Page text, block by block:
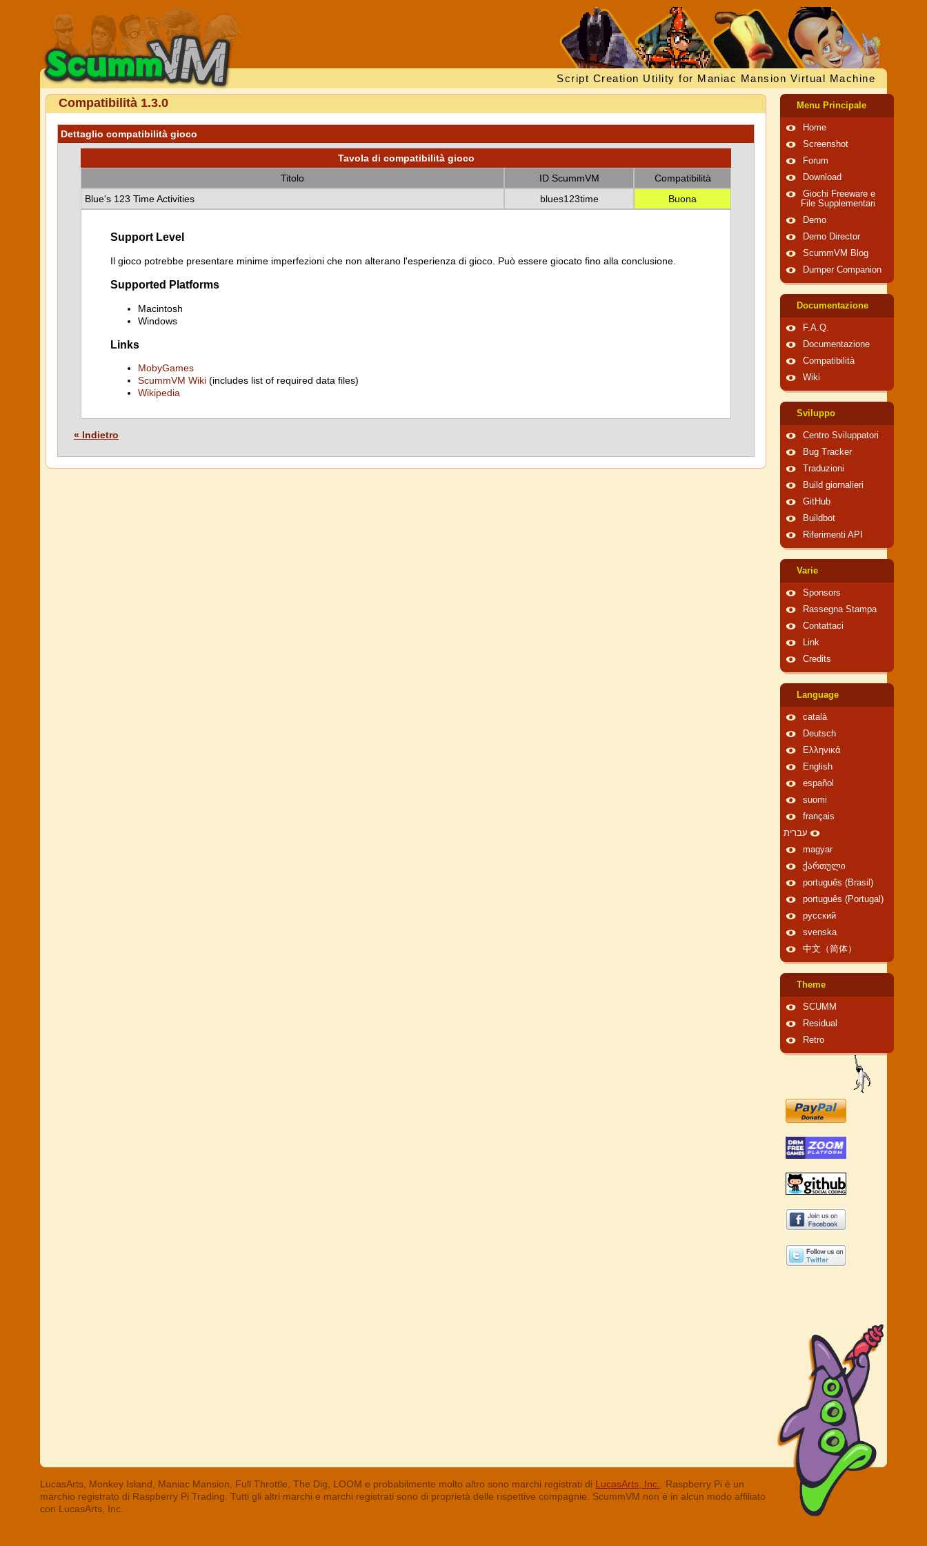
Script Creation Utility for Maniac Mansion Virtual Machine
Compatibilità 1.3.0
Dettaglio compatibilità gioco
Tavola di compatibilità gioco
Titolo
ID ScummVM
Compatibilità
Blue's 123 Time Activities
blues123time Buona
Support Level
Il gioco potrebbe presentare minime imperfezioni che non alterano l'esperienza di gioco. Può essere giocato fino alla conclusione.
Supported Platforms
Macintosh
Windows
Links
MobyGames
ScummVM Wiki (includes list of required data files)
Wikipedia
« Indietro
Menu Principale
Home
Screenshot
Forum
Download
Giochi Freeware e
File Supplementari
Demo
Demo Director
ScummVM Blog
Dumper Companion
Documentazione
F.A.Q.
Documentazione
Compatibilità
Wiki
Sviluppo
Centro Sviluppatori
Bug Tracker
Traduzioni
Build giornalieri
GitHub
Buildbot
Riferimenti API
Varie
Sponsors
Rassegna Stampa
Contattaci
Link
Credits
Language
català
Deutsch
Ελληνικά
English
español
suomi
français
עברית
magyar
ქართული
português (Brasil)
português (Portugal)
русский
svenska
中文（简体）
Theme
SCUMM
Residual
Retro
LucasArts, Monkey Island, Maniac Mansion, Full Throttle, The Dig, LOOM e probabilmente molto altro sono marchi registrati di LucasArts, Inc.
. Raspberry Pi è un
marchio registrato di Raspberry Pi Trading. Tutti gli altri marchi e marchi registrati sono di proprietà delle rispettive compagnie. ScummVM non è in alcun modo affiliato
con LucasArts, Inc.